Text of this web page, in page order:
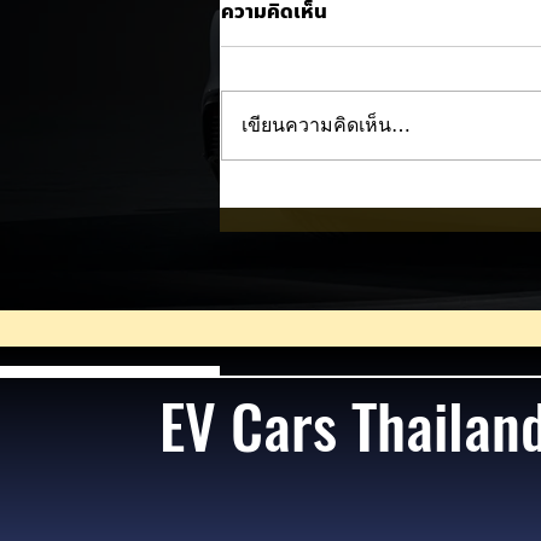
Trump ล้อคนขับรถ EV เป็น
ความคิดเห็น
เขียนความคิดเห็น…
EV Cars